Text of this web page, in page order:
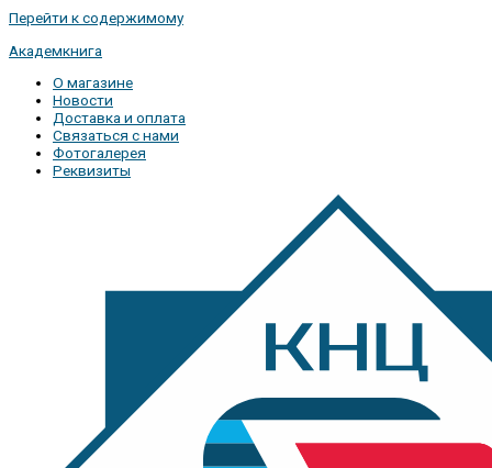
Перейти к содержимому
Академкнига
О магазине
Новости
Доставка и оплата
Связаться с нами
Фотогалерея
Реквизиты